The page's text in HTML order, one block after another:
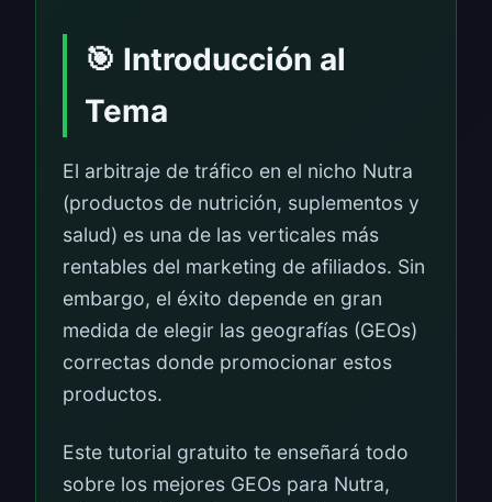
🎯 Introducción al
Tema
El arbitraje de tráfico en el nicho Nutra
(productos de nutrición, suplementos y
salud) es una de las verticales más
rentables del marketing de afiliados. Sin
embargo, el éxito depende en gran
medida de elegir las geografías (GEOs)
correctas donde promocionar estos
productos.
Este tutorial gratuito te enseñará todo
sobre los mejores GEOs para Nutra,